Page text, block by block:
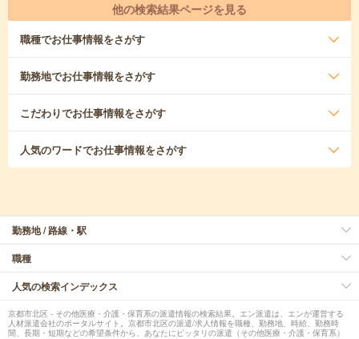
他の検索結果ページを見る
職種でお仕事情報をさがす
勤務地でお仕事情報をさがす
こだわりでお仕事情報をさがす
人気のワードでお仕事情報をさがす
勤務地 / 路線・駅
職種
人気の検索インデックス
京都市北区 - その他医療・介護・保育系の派遣情報の検索結果。エン派遣は、エンが運営する
人材派遣会社のポータルサイト。京都市北区の派遣/求人情報を職種、勤務地、時給、勤務時
間、長期・短期などの希望条件から、あなたにピッタリの派遣（その他医療・介護・保育系）